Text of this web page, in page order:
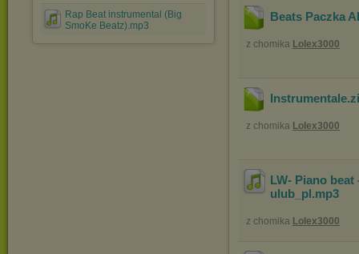
Rap Beat instrumental (Big
SmoKe Beatz).mp3
Beats Paczka
z chomika Lolex3000
Instrumentale
z chomika Lolex3000
LW- Piano
ulub_pl .mp3
z chomika Lolex3000